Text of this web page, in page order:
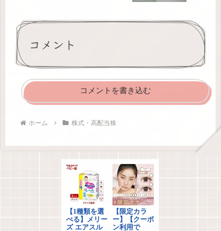
コメント
コメントを書き込む
ホーム 株式・高配当株